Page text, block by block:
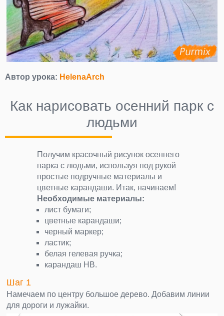
Автор урока: HelenaArch
Как нарисовать осенний парк с
людьми
Получим красочный рисунок осеннего
парка с людьми, используя под рукой
простые подручные материалы и
цветные карандаши. Итак, начинаем!
Необходимые материалы:
лист бумаги;
цветные карандаши;
черный маркер;
ластик;
белая гелевая ручка;
карандаш НВ.
Шаг 1
Намечаем по центру большое дерево. Добавим линии
для дороги и лужайки.